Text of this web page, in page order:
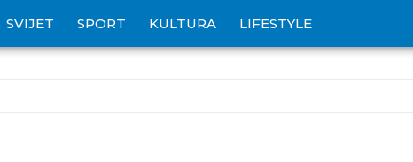
SVIJET SPORT KULTURA LIFESTYLE